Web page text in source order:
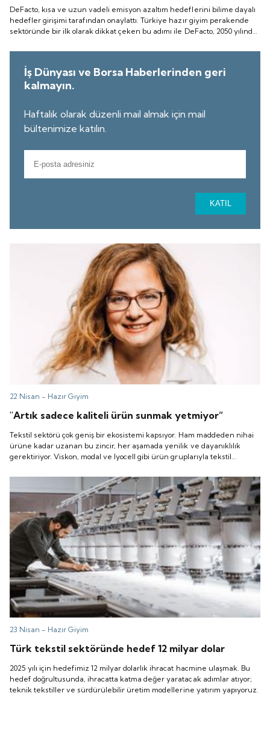
DeFacto, kısa ve uzun vadeli emisyon azaltım hedeflerini bilime dayalı
hedefler girişimi tarafından onaylattı. Türkiye hazır giyim perakende
sektöründe bir ilk olarak dikkat çeken bu adımı ile DeFacto, 2050 yılında
İş Dünyası ve Borsa Haberlerinden geri
kalmayın.
Haftalık olarak düzenli mail almak için mail
bültenimize katılın.
KATIL
22 Nisan - Hazır Giyim
"Artık sadece kaliteli ürün sunmak yetmiyor”
Tekstil sektörü çok geniş bir ekosistemi kapsıyor. Ham maddeden nihai
ürüne kadar uzanan bu zincir, her aşamada yenilik ve dayanıklılık
gerektiriyor. Viskon, modal ve lyocell gibi ürün gruplarıyla tekstil
odaklanan Lenzing markasının Türkiye İş Geliştirme Bölüm Müdürü
İlkşen Dedeoğlu Demiray ile sektörde öne çıkan sürdürülebilirlik bilinci
hakkında konuştuk.
23 Nisan - Hazır Giyim
Türk tekstil sektöründe hedef 12 milyar dolar
2025 yılı için hedefimiz 12 milyar dolarlık ihracat hacmine ulaşmak. Bu
hedef doğrultusunda, ihracatta katma değer yaratacak adımlar atıyor;
teknik tekstiller ve sürdürülebilir üretim modellerine yatırım yapıyoruz.